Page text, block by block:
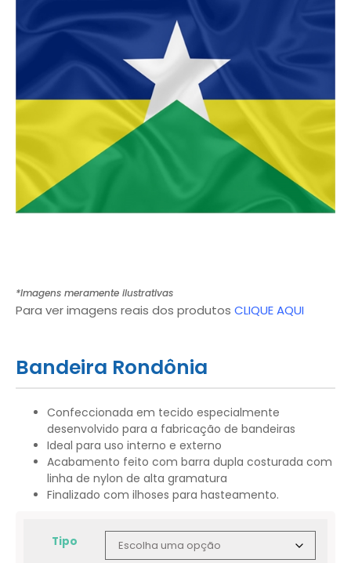
*Imagens meramente ilustrativas
Para ver imagens reais dos produtos CLIQUE AQUI
Bandeira Rondônia
Confeccionada em tecido especialmente
desenvolvido para a fabricação de bandeiras
Ideal para uso interno e externo
Acabamento feito com barra dupla costurada com
linha de nylon de alta gramatura
Finalizado com ilhoses para hasteamento.
Tipo